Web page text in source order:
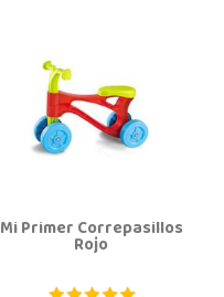
Mi Primer Correpasillos
Rojo